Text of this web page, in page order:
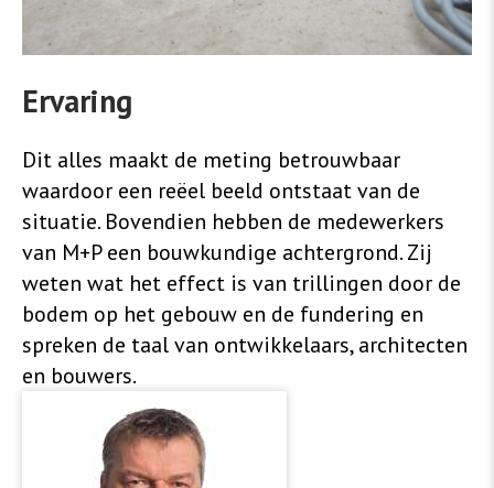
Ervaring
Dit alles maakt de meting betrouwbaar
waardoor een reëel beeld ontstaat van de
situatie. Bovendien hebben de medewerkers
van M+P een bouwkundige achtergrond. Zij
weten wat het effect is van trillingen door de
bodem op het gebouw en de fundering en
spreken de taal van ontwikkelaars, architecten
en bouwers.